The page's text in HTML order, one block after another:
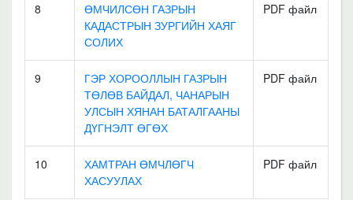
8
ӨМЧИЛСӨН ГАЗРЫН
КАДАСТРЫН ЗУРГИЙН ХАЯГ
СОЛИХ
PDF файл
9
ГЭР ХОРООЛЛЫН ГАЗРЫН
ТӨЛӨВ БАЙДАЛ, ЧАНАРЫН
УЛСЫН ХЯНАН БАТАЛГААНЫ
ДҮГНЭЛТ ӨГӨХ
PDF файл
10
ХАМТРАН ӨМЧЛӨГЧ
ХАСУУЛАХ
PDF файл